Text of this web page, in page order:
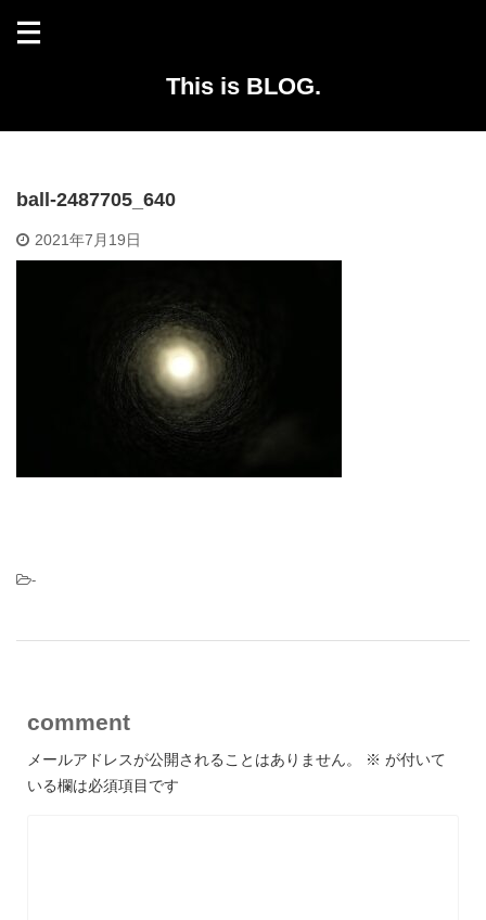
This is BLOG.
ball-2487705_640
2021年7月19日
-
comment
メールアドレスが公開されることはありません。 ※ が付いて
いる欄は必須項目です